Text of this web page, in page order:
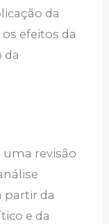
da
efeitos da
da
revisão
partir da
e da